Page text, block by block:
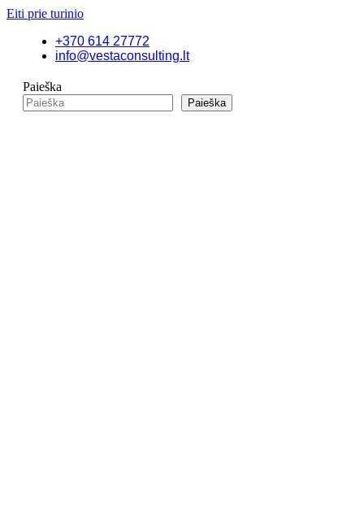
Eiti prie turinio
+370 614 27772
info@vestaconsulting.lt
Paieška
Paieška